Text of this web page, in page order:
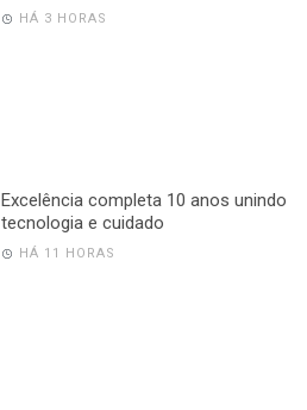
HÁ 3 HORAS
Excelência completa 10 anos unindo
tecnologia e cuidado
HÁ 11 HORAS